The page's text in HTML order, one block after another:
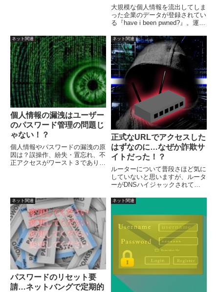
ない！
大規模な個人情報を流出してしま
った企業のデータが登録されてい
る『have i been pwned?』。運営
レクターでもある Troy Hunt氏。
メールアドレスを入力して
「pwned?」をクリックすれば結
果が表示されます。
ネット関連
個人情報の漏洩はユーザー
のパスワード管理の問題じ
ゃない！？
個人情報やパスワードの漏洩の原
因は？誤操作、紛失・置忘れ、不
正アクセスがワースト３であり、
ード管理は基本を守るだけで良い
かもしれません。
ネット関連
正式なURLでアクセスした
はずなのに…なぜか詐欺サ
イトだった！？
ルーターについて普段さほど気に
していないと思いますが、ルータ
ーがDNSハイジャックされてい
スしたはずなのに、詐欺サイトに
とがあります。問題がないか無料
でスグにオンラインチェックでき
ます。
ネット関連
パスワードのリセット要
請…ネットバングで定期的
ネット関連